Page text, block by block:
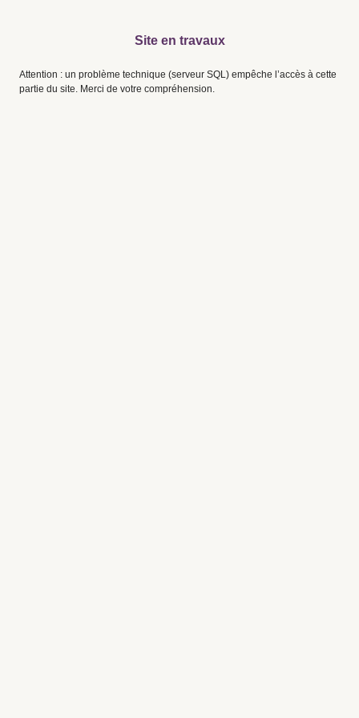
Site en travaux
Attention : un problème technique (serveur SQL) empêche l’accès à cette
partie du site. Merci de votre compréhension.